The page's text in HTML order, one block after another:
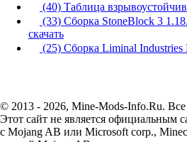
(40) Таблица
(33) Сборка StoneBlock 3
скачать
(25) Сборка Liminal Industries
© 2013 - 2026, Mine-Mods-Info.Ru.
Этот сайт не является официальным
с Mojang AB или Microsoft corp.,